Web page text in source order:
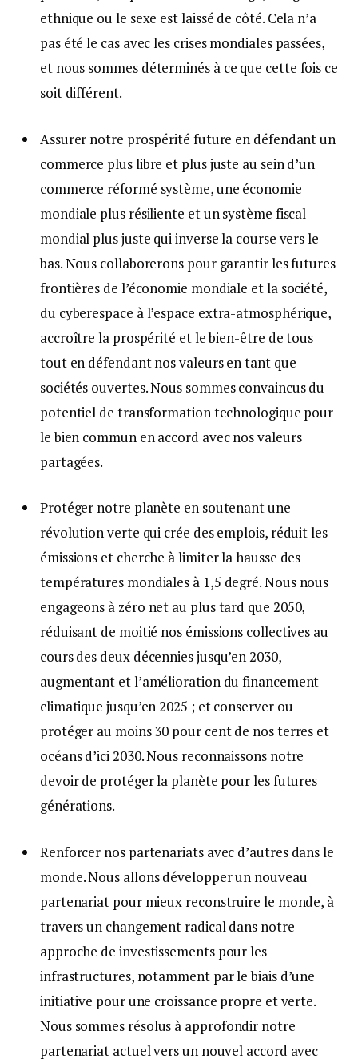
ethnique ou le sexe est laissé de côté. Cela n’a
pas été le cas avec les crises mondiales passées,
et nous sommes déterminés à ce que cette fois ce
soit différent.
Assurer notre prospérité future en défendant un
commerce plus libre et plus juste au sein d’un
commerce réformé système, une économie
mondiale plus résiliente et un système fiscal
mondial plus juste qui inverse la course vers le
bas. Nous collaborerons pour garantir les futures
frontières de l’économie mondiale et la société,
du cyberespace à l’espace extra-atmosphérique,
accroître la prospérité et le bien-être de tous
tout en défendant nos valeurs en tant que
sociétés ouvertes. Nous sommes convaincus du
potentiel de transformation technologique pour
le bien commun en accord avec nos valeurs
partagées.
Protéger notre planète en soutenant une
révolution verte qui crée des emplois, réduit les
émissions et cherche à limiter la hausse des
températures mondiales à 1,5 degré. Nous nous
engageons à zéro net au plus tard que 2050,
réduisant de moitié nos émissions collectives au
cours des deux décennies jusqu’en 2030,
augmentant et l’amélioration du financement
climatique jusqu’en 2025 ; et conserver ou
protéger au moins 30 pour cent de nos terres et
océans d’ici 2030. Nous reconnaissons notre
devoir de protéger la planète pour les futures
générations.
Renforcer nos partenariats avec d’autres dans le
monde. Nous allons développer un nouveau
partenariat pour mieux reconstruire le monde, à
travers un changement radical dans notre
approche de investissements pour les
infrastructures, notamment par le biais d’une
initiative pour une croissance propre et verte.
Nous sommes résolus à approfondir notre
partenariat actuel vers un nouvel accord avec